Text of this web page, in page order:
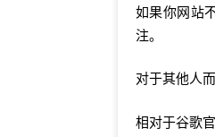
如果你网站
注。
对于其他人
相对于谷歌